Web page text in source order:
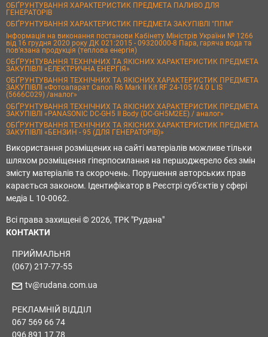
ОБҐРУНТУВАННЯ ХАРАКТЕРИСТИК ПРЕДМЕТА ПАЛИВО ДЛЯ
ГЕНЕРАТОРІВ
ОБҐРУНТУВАННЯ ХАРАКТЕРИСТИК ПРЕДМЕТА ЗАКУПІВЛІ "ППМ"
Інформація на виконання постанови Кабінету Міністрів України № 1266
від 16 грудня 2020 року ДК 021:2015 - 09320000-8 Пара, гаряча вода та
пов’язана продукція (теплова енергія)
ОБҐРУНТУВАННЯ ТЕХНІЧНИХ ТА ЯКІСНИХ ХАРАКТЕРИСТИК ПРЕДМЕТА
ЗАКУПІВЛІ «ЕЛЕКТРИЧНА ЕНЕРГІЯ»
ОБҐРУНТУВАННЯ ТЕХНІЧНИХ ТА ЯКІСНИХ ХАРАКТЕРИСТИК ПРЕДМЕТА
ЗАКУПІВЛІ «Фотоапарат Canon R6 Mark II Kit RF 24-105 f/4.0 L IS
(5666C029) /аналог»
ОБҐРУНТУВАННЯ ТЕХНІЧНИХ ТА ЯКІСНИХ ХАРАКТЕРИСТИК ПРЕДМЕТА
ЗАКУПІВЛІ «PANASONIC DC-GH5 II Body (DC-GH5M2EE) / аналог»
ОБҐРУНТУВАННЯ ТЕХНІЧНИХ ТА ЯКІСНИХ ХАРАКТЕРИСТИК ПРЕДМЕТА
ЗАКУПІВЛІ «БЕНЗИН - 95 (ДЛЯ ГЕНЕРАТОРІВ)»
Використання розміщених на сайті матеріалів можливе тільки
шляхом розміщення гіперпосилання на першоджерело без змін
змісту матеріалів та скорочень. Порушення авторських прав
карається законом. Ідентифікатор в Реєстрі суб'єктів у сфері
медіа L 10-0062.
Всі права захищені © 2026, ТРК "Рудана"
КОНТАКТИ
ПРИЙМАЛЬНЯ
(067) 217-77-55
tv@rudana.com.ua
РЕКЛАМНІЙ ВІДДІЛ
067 569 66 74
096 891 17 78